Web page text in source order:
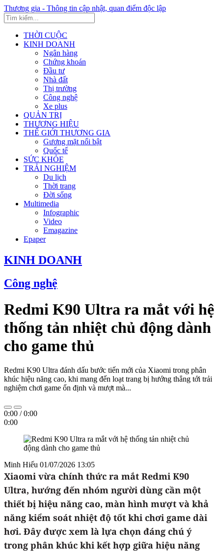
Thương gia - Thông tin cập nhật, quan điểm độc lập
THỜI CUỘC
KINH DOANH
Ngân hàng
Chứng khoán
Đầu tư
Nhà đất
Thị trường
Công nghệ
Xe plus
QUẢN TRỊ
THƯƠNG HIỆU
THẾ GIỚI THƯƠNG GIA
Gương mặt nổi bật
Quốc tế
SỨC KHỎE
TRẢI NGHIỆM
Du lịch
Thời trang
Đời sống
Multimedia
Infographic
Video
Emagazine
Epaper
KINH DOANH
Công nghệ
Redmi K90 Ultra ra mắt với hệ
thống tản nhiệt chủ động dành
cho game thủ
Redmi K90 Ultra đánh dấu bước tiến mới của Xiaomi trong phân
khúc hiệu năng cao, khi mang đến loạt trang bị hướng thẳng tới trải
nghiệm chơi game ổn định và mượt mà...
0:00 /0:00
0:00
Minh Hiếu 01/07/2026 13:05
Xiaomi vừa chính thức ra mắt Redmi K90
Ultra, hướng đến nhóm người dùng cần một
thiết bị hiệu năng cao, màn hình mượt và khả
năng kiểm soát nhiệt độ tốt khi chơi game dài
hơi. Đây được xem là lựa chọn đáng chú ý
trong phân khúc khi kết hợp giữa hiệu năng